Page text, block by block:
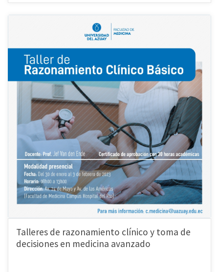
Talleres de razonamiento clínico y toma de
decisiones en medicina avanzado